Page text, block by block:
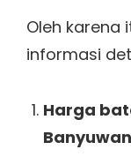
Oleh karena
informasi
Harga